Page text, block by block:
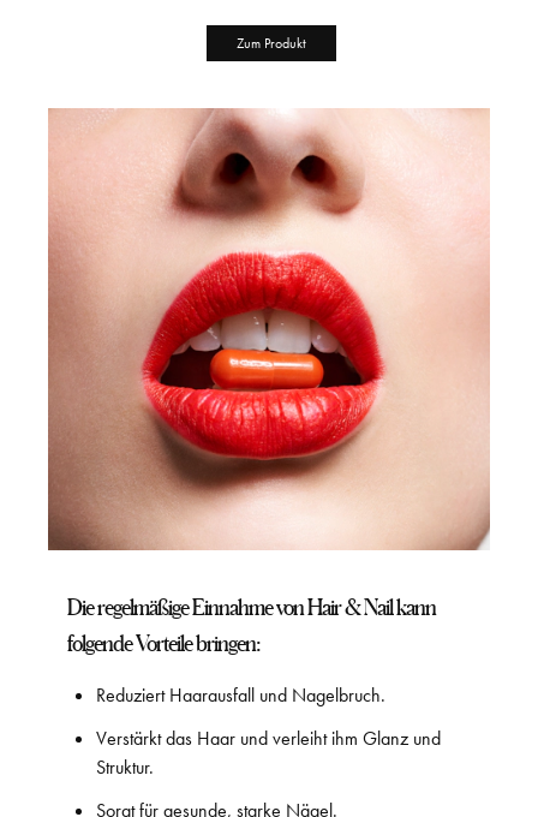
Zum Produkt
Die regelmäßige Einnahme von Hair & Nail kann
folgende Vorteile bringen:
Reduziert Haarausfall und Nagelbruch.
Verstärkt das Haar und verleiht ihm Glanz und
Struktur.
Sorgt für gesunde, starke Nägel.